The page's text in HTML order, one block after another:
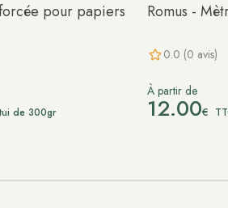
pour papiers
de 300gr
Romus -
0.0 (0 avis)
À partir de
12.00€